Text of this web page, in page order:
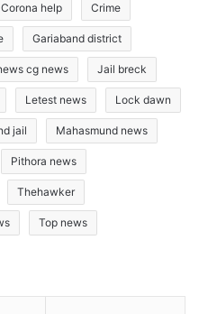
Corona help Crime
Gariaband district
cg news Jail breck
Letest news Lock dawn
jail Mahasmund news
Pithora news
Thehawker
Top news